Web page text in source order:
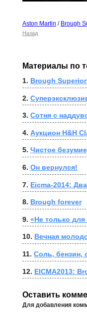
Aston Martin / Brough
Назад
Материалы по
1. Brough
2.
3. Сотня с
4. Аукцион H&H
5. Чистое
6. Он вернулся!
7. Eicma-2014:
8. Brough forever
9. «Не только для
10. Вечная
11. Соль, бензин,
12. EICMA2013:
Оставить
Для добавления